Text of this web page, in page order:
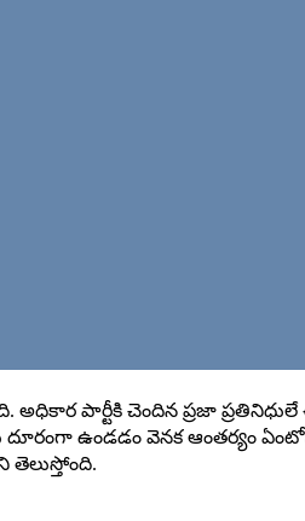
అధికార పార్టీకి చెందిన ప్రజా
ఉండడం వెనక ఆంతర్యం
తెలుస్తోంది.